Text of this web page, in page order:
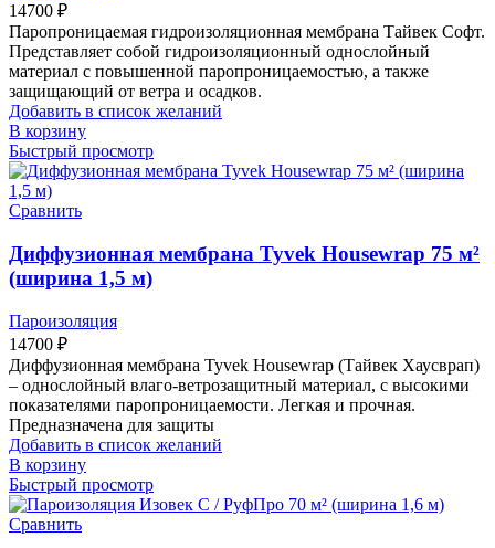
14700 ₽
Паропроницаемая гидроизоляционная мембрана Тайвек Софт.
Представляет собой гидроизоляционный однослойный
материал с повышенной паропроницаемостью, а также
защищающий от ветра и осадков.
Добавить в список желаний
В корзину
Быстрый просмотр
Сравнить
Диффузионная мембрана Tyvek Housewrap 75 м²
(ширина 1,5 м)
Пароизоляция
14700 ₽
Диффузионная мембрана Tyvek Housewrap (Тайвек Хаусврап)
– однослойный влаго-ветрозащитный материал, с высокими
показателями паропроницаемости. Легкая и прочная.
Предназначена для защиты
Добавить в список желаний
В корзину
Быстрый просмотр
Сравнить